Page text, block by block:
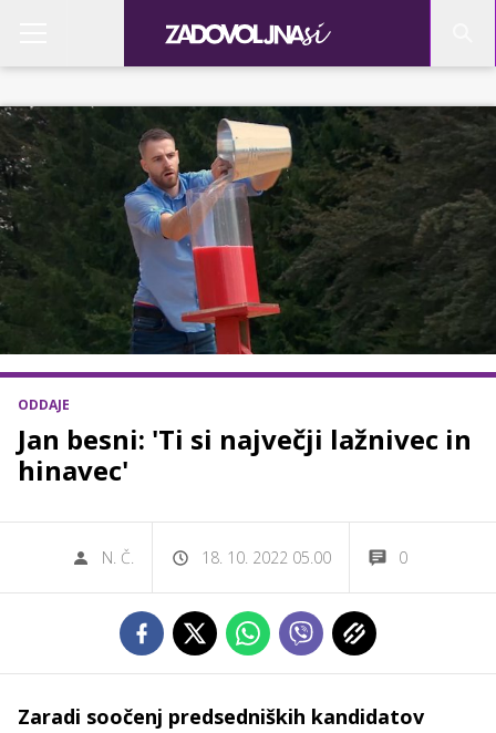
ODDAJE
Jan besni: 'Ti si največji lažnivec in
hinavec'
N. Č. 18. 10. 2022 05.00 0
Zaradi soočenj predsedniških kandidatov